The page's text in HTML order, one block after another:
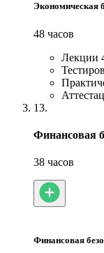
Экономическая
48 часов
Лекции
13.
Финансовая
38 часов
Финансовая